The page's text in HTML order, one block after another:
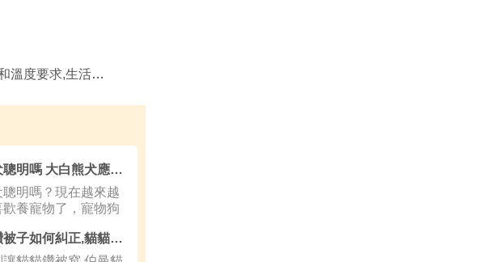
度要求,生活環境
大白熊犬聰明嗎 大白熊犬應該如何訓練
聰明嗎？現在越來越
歡養寵物了，寵物狗
貓貓愛鑽被子如何糾正,貓貓隨便大小便怎麼辦